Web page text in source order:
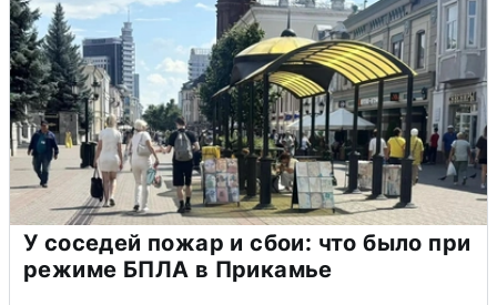
У соседей пожар и сбои: что было при
режиме БПЛА в Прикамье